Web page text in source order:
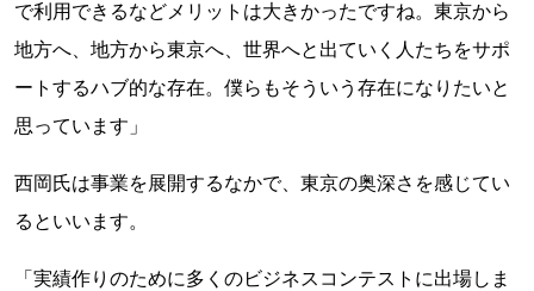
で利用できるなどメリットは大きかったですね。東京から
地方へ、地方から東京へ、世界へと出ていく人たちをサポ
ートするハブ的な存在。僕らもそういう存在になりたいと
思っています」
西岡氏は事業を展開するなかで、東京の奥深さを感じてい
るといいます。
「実績作りのために多くのビジネスコンテストに出場しま